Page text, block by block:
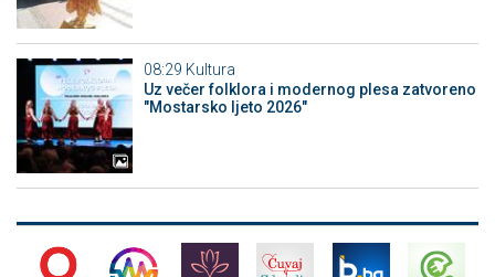
08:29 Kultura
Uz večer folklora i modernog plesa zatvoreno
"Mostarsko ljeto 2026"